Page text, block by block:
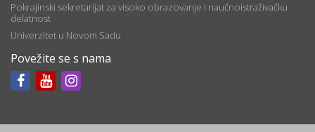
Pokrajinski sekretarijat za visoko obrazovanje i naučnoistraživačku
delatnost
Univerzitet u Novom Sadu
Povežite se s nama